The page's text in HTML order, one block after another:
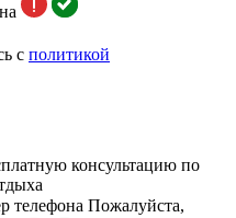
с политикой
консультацию по
телефона Пожалуйста,